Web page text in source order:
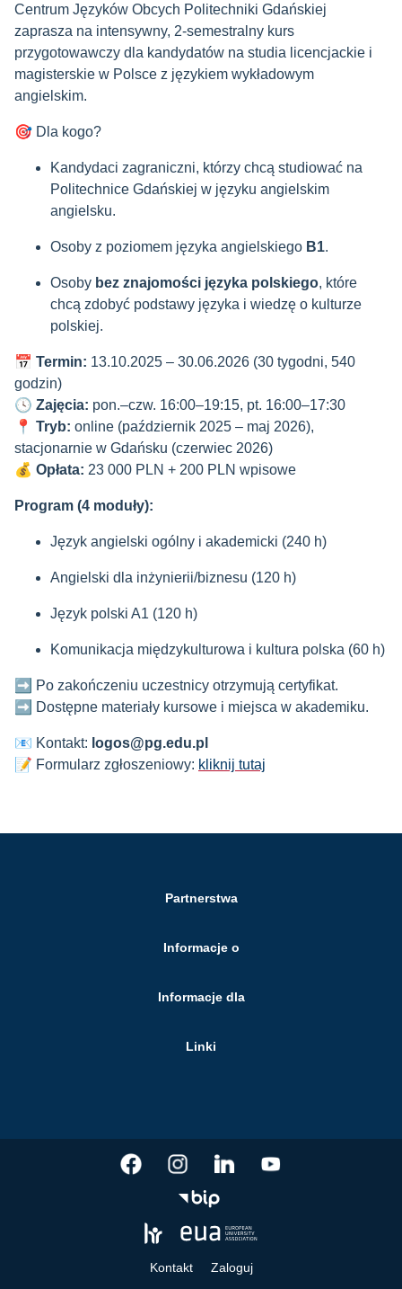
Centrum Języków Obcych Politechniki Gdańskiej
zaprasza na intensywny, 2-semestralny kurs
przygotowawczy dla kandydatów na studia licencjackie i
magisterskie w Polsce z językiem wykładowym
angielskim.
🎯 Dla kogo?
Kandydaci zagraniczni, którzy chcą studiować na
Politechnice Gdańskiej w języku angielskim
angielsku.
Osoby z poziomem języka angielskiego B1.
Osoby bez znajomości języka polskiego, które
chcą zdobyć podstawy języka i wiedzę o kulturze
polskiej.
📅 Termin: 13.10.2025 – 30.06.2026 (30 tygodni, 540
godzin)
🕓 Zajęcia: pon.–czw. 16:00–19:15, pt. 16:00–17:30
📍 Tryb: online (październik 2025 – maj 2026),
stacjonarnie w Gdańsku (czerwiec 2026)
💰 Opłata: 23 000 PLN + 200 PLN wpisowe
Program (4 moduły):
Język angielski ogólny i akademicki (240 h)
Angielski dla inżynierii/biznesu (120 h)
Język polski A1 (120 h)
Komunikacja międzykulturowa i kultura polska (60 h)
➡️ Po zakończeniu uczestnicy otrzymują certyfikat.
➡️ Dostępne materiały kursowe i miejsca w akademiku.
📧 Kontakt: logos@pg.edu.pl
📝 Formularz zgłoszeniowy: kliknij tutaj
Partnerstwa
Informacje o
Informacje dla
Linki
Kontakt Zaloguj